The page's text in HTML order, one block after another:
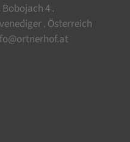
4 .
. Österreich